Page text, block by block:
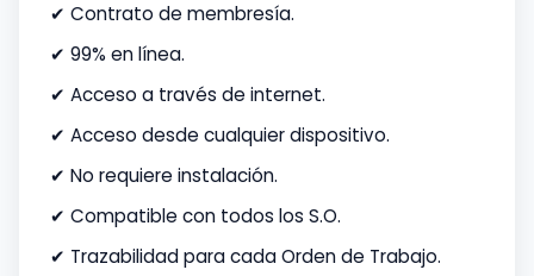
✔ Contrato de membresía.
✔ 99% en línea.
✔ Acceso a través de internet.
✔ Acceso desde cualquier dispositivo.
✔ No requiere instalación.
✔ Compatible con todos los S.O.
✔ Trazabilidad para cada Orden de Trabajo.